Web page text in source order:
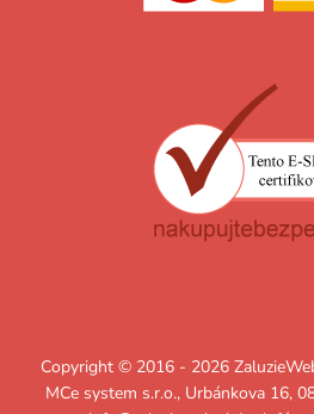
Copyright © 2016 - 2026
MCe system s.r.o., Urbánkova 16,